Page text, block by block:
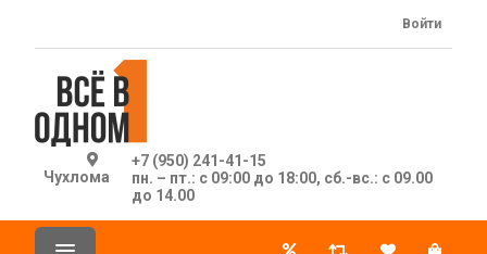
Чухлома
+7 (950) 241-41-15
пн. – пт.: с 09:00 до 18:00, сб.-вс.: с 09.00
до 14.00
Войти